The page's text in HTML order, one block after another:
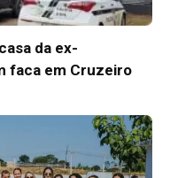
da ex-
faca em Cruzeiro